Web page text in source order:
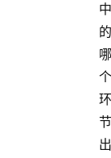
中
的
哪
个
环
节
出